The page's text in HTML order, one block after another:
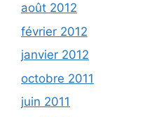
août 2012
février 2012
janvier 2012
octobre 2011
juin 2011